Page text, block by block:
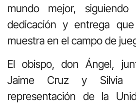
mundo mejor,
dedicación y entrega
muestra en el campo de
El obispo, don Ángel,
Jaime Cruz y Silvia
representación de la